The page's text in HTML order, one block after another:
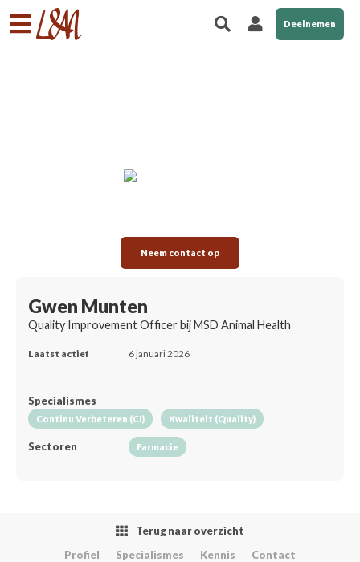
Deelnemen
Neem contact op
Gwen Munten
Quality Improvement Officer bij MSD Animal Health
Laatst actief 6 januari 2026
Specialismes
Continu Verbeteren (CI) Kwaliteit (Quality)
Sectoren Farmacie
Terug naar overzicht
Profiel
Specialismes Kennis Contact